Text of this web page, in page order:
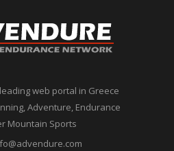
leading web portal in Greece
Adventure, Endurance
Mountain Sports